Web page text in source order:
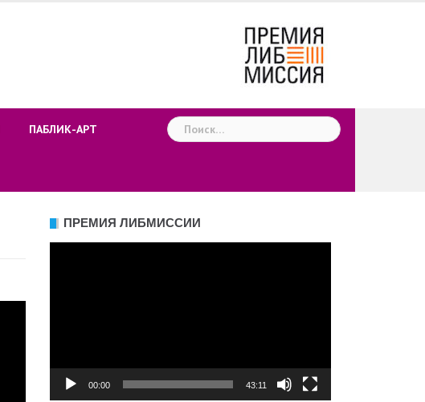
ПАБЛИК-АРТ Найти:
ПРЕМИЯ ЛИБМИССИИ
00:00 43:11